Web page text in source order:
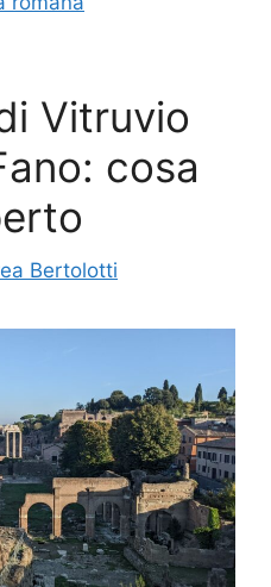
Vitruvio
cosa
Bertolotti